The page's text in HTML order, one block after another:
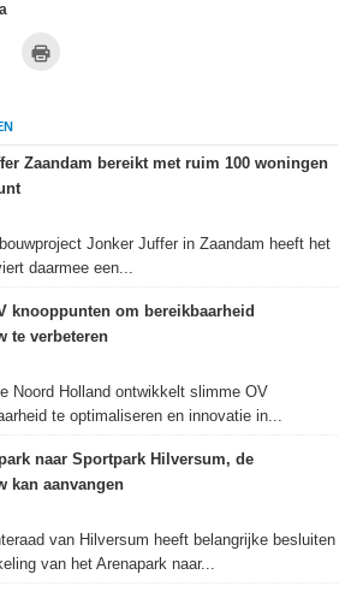
nieuw
Zaandam bereikt met ruim 100 woningen
Jonker Juffer in Zaandam heeft het
daarmee een...
knooppunten om bereikbaarheid
te verbeteren
Noord Holland ontwikkelt slimme OV
te optimaliseren en innovatie in...
naar Sportpark Hilversum, de
kan aanvangen
van Hilversum heeft belangrijke besluiten
van het Arenapark naar...